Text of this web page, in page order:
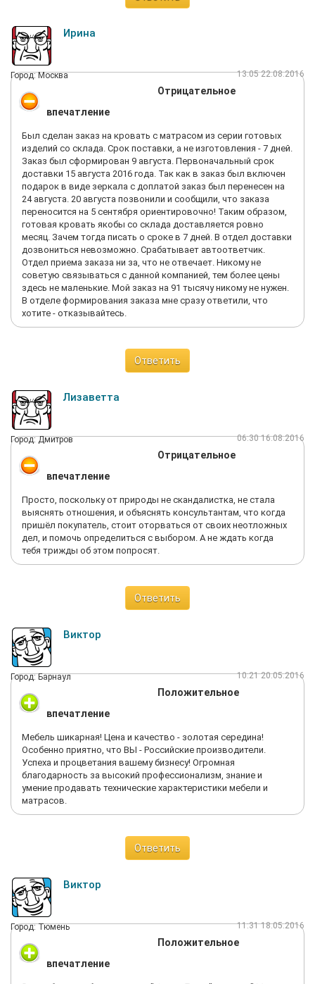
Ирина
Город: Москва 13:05 22.08.2016
Отрицательное
впечатление
Был сделан заказ на кровать с матрасом из серии готовых
изделий со склада. Срок поставки, а не изготовления - 7 дней.
Заказ был сформирован 9 августа. Первоначальный срок
доставки 15 августа 2016 года. Так как в заказ был включен
подарок в виде зеркала с доплатой заказ был перенесен на
24 августа. 20 августа позвонили и сообщили, что заказа
переносится на 5 сентября ориентировочно! Таким образом,
готовая кровать якобы со склада доставляется ровно
месяц. Зачем тогда писать о сроке в 7 дней. В отдел доставки
дозвониться невозможно. Срабатывает автоответчик.
Отдел приема заказа ни за, что не отвечает. Никому не
советую связываться с данной компанией, тем более цены
здесь не маленькие. Мой заказ на 91 тысячу никому не нужен.
В отделе формирования заказа мне сразу ответили, что
хотите - отказывайтесь.
Ответить
Лизаветта
Город: Дмитров 06:30 16.08.2016
Отрицательное
впечатление
Просто, поскольку от природы не скандалистка, не стала
выяснять отношения, и объяснять консультантам, что когда
пришёл покупатель, стоит оторваться от своих неотложных
дел, и помочь определиться с выбором. А не ждать когда
тебя трижды об этом попросят.
Ответить
Виктор
Город: Барнаул 10:21 20.05.2016
Положительное
впечатление
Мебель шикарная! Цена и качество - золотая середина!
Особенно приятно, что ВЫ - Российские производители.
Успеха и процветания вашему бизнесу! Огромная
благодарность за высокий профессионализм, знание и
умение продавать технические характеристики мебели и
матрасов.
Ответить
Виктор
Город: Тюмень 11:31 18.05.2016
Положительное
впечатление